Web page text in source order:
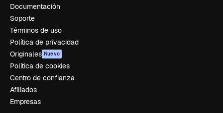
Documentación
Soporte
Términos de uso
Política de privacidad
Originales Nuevo
Política de cookies
Centro de confianza
Afiliados
Empresas